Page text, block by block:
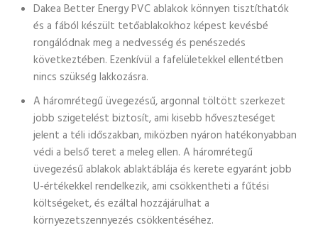
Dakea Better Energy PVC ablakok könnyen tisztíthatók
és a fából készült tetőablakokhoz képest kevésbé
rongálódnak meg a nedvesség és penészedés
következtében. Ezenkívül a fafelületekkel ellentétben
nincs szükség lakkozásra.
A háromrétegű üvegezésű, argonnal töltött szerkezet
jobb szigetelést biztosít, ami kisebb hőveszteséget
jelent a téli időszakban, miközben nyáron hatékonyabban
védi a belső teret a meleg ellen. A háromrétegű
üvegezésű ablakok ablaktáblája és kerete egyaránt jobb
U-értékekkel rendelkezik, ami csökkentheti a fűtési
költségeket, és ezáltal hozzájárulhat a
környezetszennyezés csökkentéséhez.